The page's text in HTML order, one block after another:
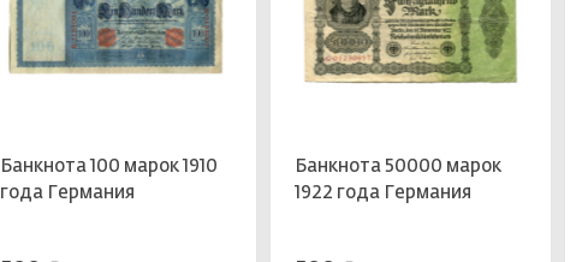
Банкнота 100 марок 1910
года Германия
Банкнота 50000 марок
1922 года Германия